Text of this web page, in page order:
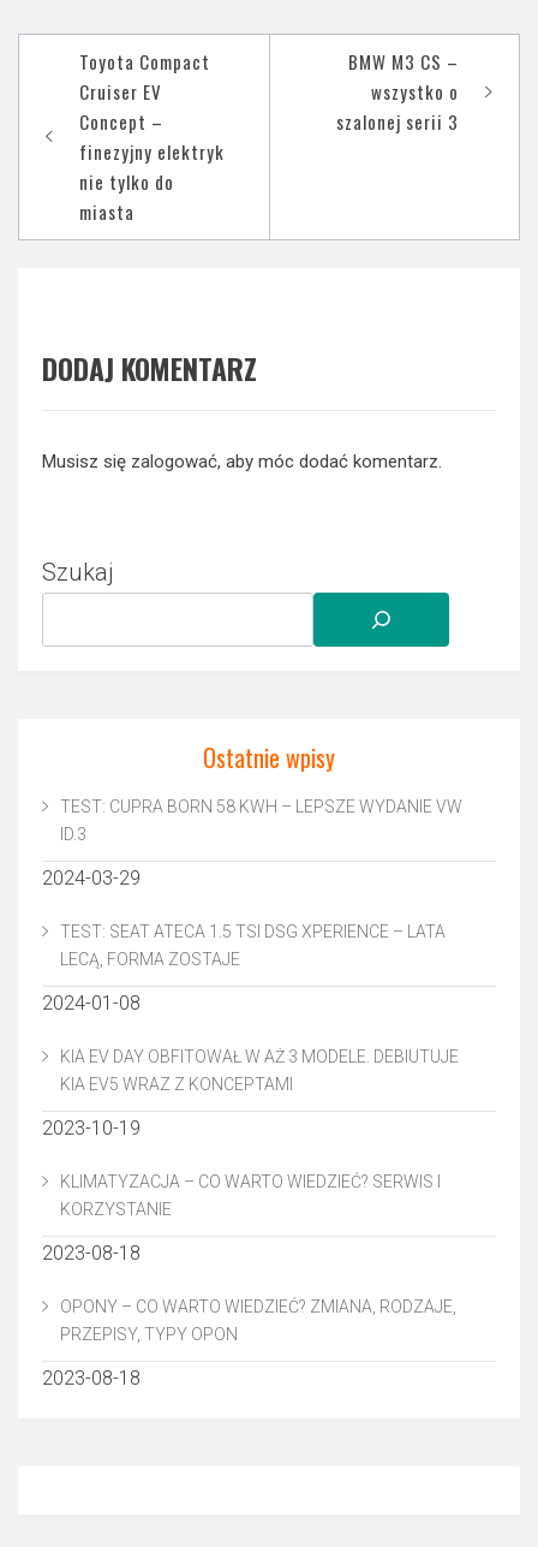
Nawigacja
wpisu
Toyota Compact
Cruiser EV
Concept –
finezyjny elektryk
nie tylko do
miasta
BMW M3 CS –
wszystko o
szalonej serii 3
DODAJ KOMENTARZ
Musisz się zalogować, aby móc dodać komentarz.
Szukaj
Ostatnie wpisy
TEST: CUPRA BORN 58 KWH – LEPSZE WYDANIE VW
ID.3
2024-03-29
TEST: SEAT ATECA 1.5 TSI DSG XPERIENCE – LATA
LECĄ, FORMA ZOSTAJE
2024-01-08
KIA EV DAY OBFITOWAŁ W AŻ 3 MODELE. DEBIUTUJE
KIA EV5 WRAZ Z KONCEPTAMI
2023-10-19
KLIMATYZACJA – CO WARTO WIEDZIEĆ? SERWIS I
KORZYSTANIE
2023-08-18
OPONY – CO WARTO WIEDZIEĆ? ZMIANA, RODZAJE,
PRZEPISY, TYPY OPON
2023-08-18